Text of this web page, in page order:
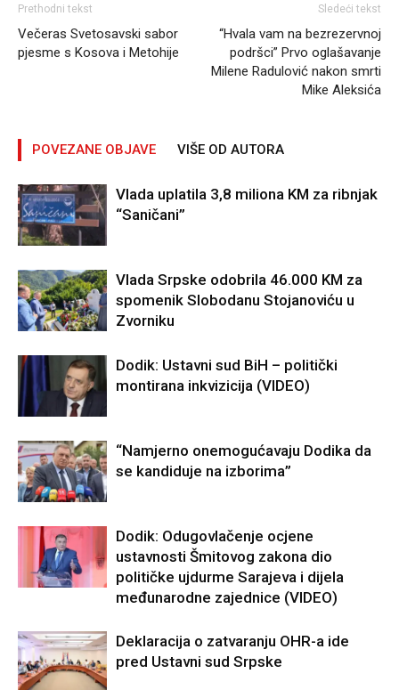
Prethodni tekst
Večeras Svetosavski sabor
pjesme s Kosova i Metohije
Sledeći tekst
“Hvala vam na bezrezervnoj
podršci” Prvo oglašavanje
Milene Radulović nakon smrti
Mike Aleksića
POVEZANE OBJAVE VIŠE OD AUTORA
Vlada uplatila 3,8 miliona KM za ribnjak
“Saničani”
Vlada Srpske odobrila 46.000 KM za
spomenik Slobodanu Stojanoviću u
Zvorniku
Dodik: Ustavni sud BiH – politički
montirana inkvizicija (VIDEO)
“Namjerno onemogućavaju Dodika da
se kandiduje na izborima”
Dodik: Odugovlačenje ocjene
ustavnosti Šmitovog zakona dio
političke ujdurme Sarajeva i dijela
međunarodne zajednice (VIDEO)
Deklaracija o zatvaranju OHR-a ide
pred Ustavni sud Srpske